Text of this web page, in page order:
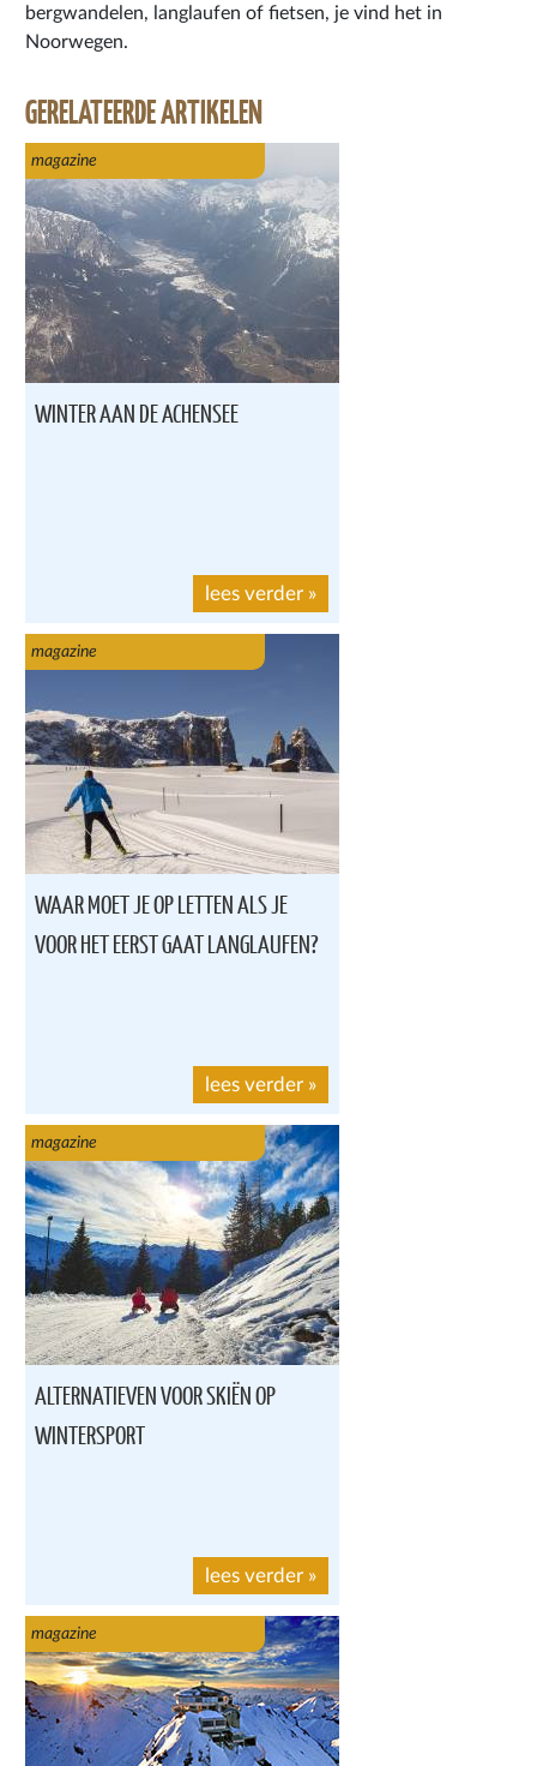
bergwandelen, langlaufen of fietsen, je vind het in
Noorwegen.
GERELATEERDE ARTIKELEN
magazine
WINTER AAN DE ACHENSEE
lees verder »
magazine
WAAR MOET JE OP LETTEN ALS JE
VOOR HET EERST GAAT LANGLAUFEN?
lees verder »
magazine
ALTERNATIEVEN VOOR SKIËN OP
WINTERSPORT
lees verder »
magazine